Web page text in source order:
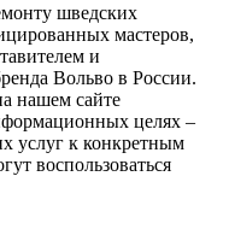
шведских
мастеров,
и
Вольво в России.
нашем сайте
целях –
услуг к конкретным
воспользоваться